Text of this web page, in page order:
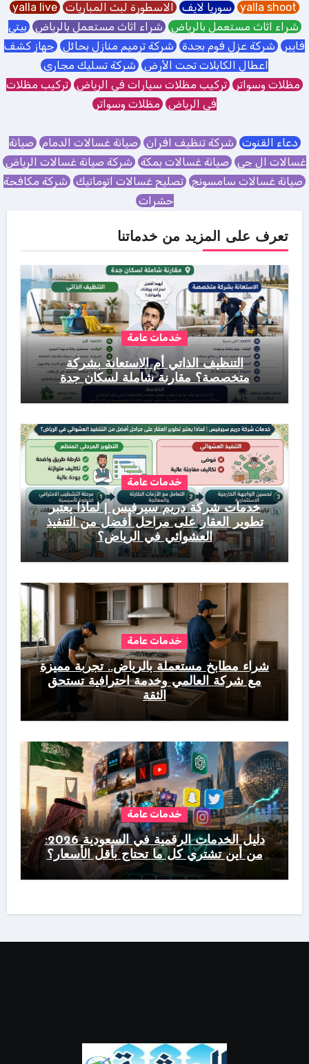
yalla shoot سوريا لايف الاسطورة لبث المباريات yalla live
شراء اثاث مستعمل بالرياض شراء اثاث مستعمل بالرياض بيتي
فايبر شركة عزل فوم بجدة شركة ترميم منازل بحائل جهاز كشف
اعطال الكابلات تحت الأرض شركة تسليك مجاري
مظلات وسواتر تركيب مظلات سيارات في الرياض تركيب مظلات
في الرياض مظلات وسواتر
دعاء القنوت شركة تنظيف افران صيانة غسالات الدمام صيانة
غسالات ال جي صيانة غسالات بمكة شركة صيانة غسالات الرياض
صيانة غسالات سامسونج تصليح غسالات اتوماتيك شركة مكافحة
حشرات
تعرف على المزيد من خدماتنا
خدمات عامة
التنظيف الذاتي أم الاستعانة بشركة
متخصصة؟ مقارنة شاملة لسكان جدة
خدمات عامة
خدمات شركة دريم سيرفيس | لماذا يعتبر
تطوير العقار على مراحل أفضل من التنفيذ
العشوائي في الرياض؟
خدمات عامة
شراء مطابخ مستعملة بالرياض.. تجربة مميزة
مع شركة العالمي وخدمة احترافية تستحق
الثقة
خدمات عامة
دليل الخدمات الرقمية في السعودية 2026:
من أين تشتري كل ما تحتاج بأقل الأسعار؟